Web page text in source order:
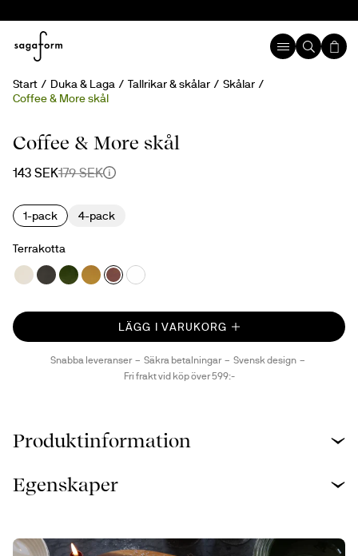
Start Duka & Laga Tallrikar & skålar
Skålar
Coffee & More skål
20%
Coffee & More skål
143 SEK179 SEK
1-pack 4-pack
Terrakotta
LÄGG I VARUKORG
Snabba leveranser Säkra betalningar
Svensk design
Fri frakt vid köp över 599:-
Produktinformation
Egenskaper